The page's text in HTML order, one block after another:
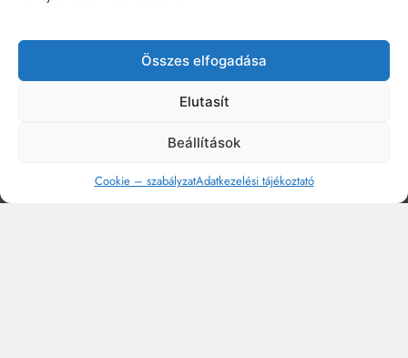
Összes elfogadása
Elutasít
Beállítások
Cookie – szabályzatAdatkezelési tájékoztató